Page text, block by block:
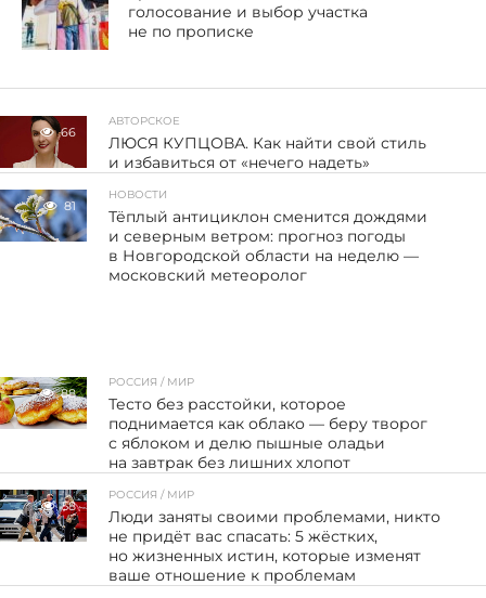
голосование и выбор участка
не по прописке
66
АВТОРСКОЕ
ЛЮСЯ КУПЦОВА. Как найти свой стиль
и избавиться от «нечего надеть»
81
НОВОСТИ
Тёплый антициклон сменится дождями
и северным ветром: прогноз погоды
в Новгородской области на неделю —
московский метеоролог
88
РОССИЯ / МИР
Тесто без расстойки, которое
поднимается как облако — беру творог
с яблоком и делю пышные оладьи
на завтрак без лишних хлопот
58
РОССИЯ / МИР
Люди заняты своими проблемами, никто
не придёт вас спасать: 5 жёстких,
но жизненных истин, которые изменят
ваше отношение к проблемам